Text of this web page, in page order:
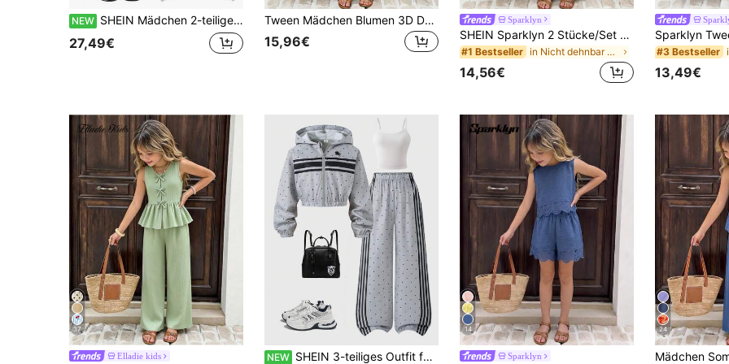
NEW SHEIN Mädchen 2-teiliges hellgraues Kapuzen-Reißverschluss-Set, schwarzer "NYC" Buchstaben-Muster auf der Brust, lässiger sportlicher Stil, geeignet für tägliche Schule und Outdoor-Aktivitäten
27,49€
Tween Mädchen Blumen 3D Dekor Trägerhemd und weite Hose Set
15,96€
Sparklyn
SHEIN Sparklyn 2 Stücke/Set Mädchen lässig Pendler Bambus Strick Schleife Dekor V-Ausschnitt Ärmellos Locker Saum Lose Tanktop und Taille Raffung Lose Hose Outfit, Frühling/Sommer
#1 Bestseller in Nicht dehnbar Tween Girls T-Shirt Co-ords
14,56€
#3 Bestseller
13,49€
37
Elladie kids NEW SHEIN 3-teiliges Outfit für Tween-Mädchen mit Kapuzen-Crop-Jacke mit Reißverschluss, offenem Vorderteil, langen Ärmeln, kleinen Polka Dots und Streifen, weißem Camisole-Top und lockeren langen Hose mit elastischem Bund und weitem Bein, lässiges Outfit für den Herbst
14
Sparklyn
24